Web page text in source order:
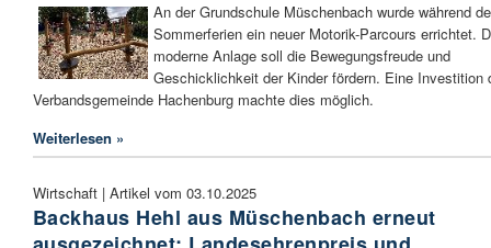
An der Grundschule Müschenbach wurde während
Sommerferien ein neuer Motorik-Parcours errichtet.
moderne Anlage soll die Bewegungsfreude und
Geschicklichkeit der Kinder fördern. Eine Investition
Verbandsgemeinde Hachenburg machte dies möglich.
Weiterlesen »
Wirtschaft | Artikel vom 03.10.2025
Backhaus Hehl aus Müschenbach erneut